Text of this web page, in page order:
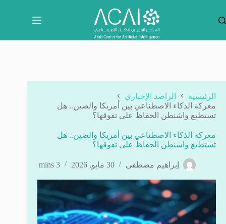
المحتوى
الرئيسية
الراصد الإخباري
معركة الذكاء الاصطناعي بين أمريكا والصين.. هل
تستطيع واشنطن الحفاظ على تفوقها؟
معركة الذكاء الاصطناعي بين أمريكا والصين.. هل
تستطيع واشنطن الحفاظ على تفوقها؟
إبراهيم مصطفى 30 مايو, 2026 3 mins